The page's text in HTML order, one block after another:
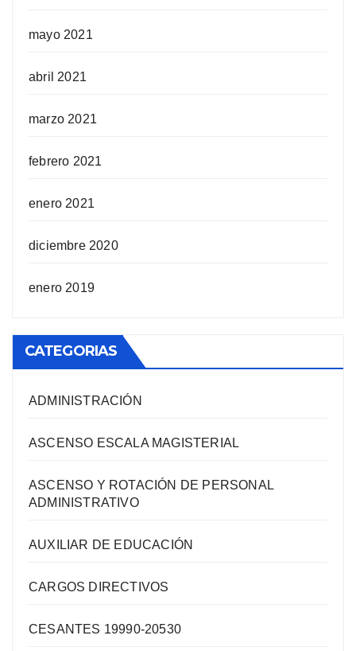
mayo 2021
abril 2021
marzo 2021
febrero 2021
enero 2021
diciembre 2020
enero 2019
CATEGORIAS
ADMINISTRACIÓN
ASCENSO ESCALA MAGISTERIAL
ASCENSO Y ROTACIÓN DE PERSONAL
ADMINISTRATIVO
AUXILIAR DE EDUCACIÓN
CARGOS DIRECTIVOS
CESANTES 19990-20530